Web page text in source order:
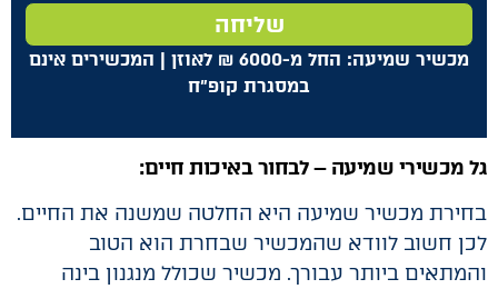
שליחה
מכשיר שמיעה: החל מ-6000 ₪ לאוזן | המכשירים אינם
במסגרת קופ"ח
גל מכשירי שמיעה – לבחור באיכות חיים:
בחירת מכשיר שמיעה היא החלטה שמשנה את החיים.
לכן חשוב לוודא שהמכשיר שבחרת הוא הטוב
והמתאים ביותר עבורך. מכשיר שכולל מנגנון בינה